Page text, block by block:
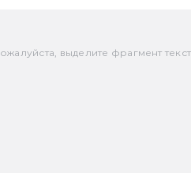
выделите фрагмент